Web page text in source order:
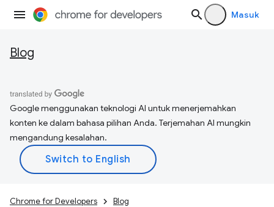
Masuk
Blog
Google menggunakan teknologi AI untuk menerjemahkan
konten ke dalam bahasa pilihan Anda. Terjemahan AI mungkin
mengandung kesalahan.
Chrome for Developers Blog